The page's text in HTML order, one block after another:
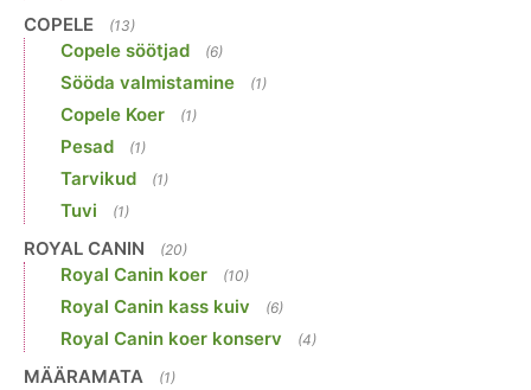
COPELE (13)
Copele söötjad (6)
Sööda valmistamine (1)
Copele Koer (1)
Pesad (1)
Tarvikud (1)
Tuvi (1)
ROYAL CANIN (20)
Royal Canin koer (10)
Royal Canin kass kuiv (6)
Royal Canin koer konserv (4)
MÄÄRAMATA (1)